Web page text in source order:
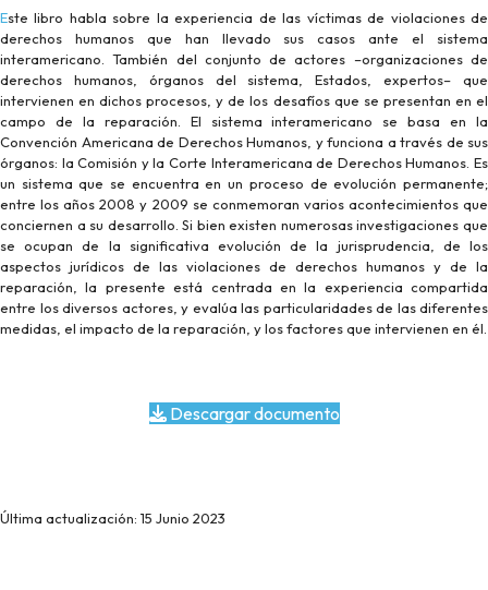
Este libro habla sobre la experiencia de las víctimas de violaciones de
derechos humanos que han llevado sus casos ante el sistema
interamericano. También del conjunto de actores –organizaciones de
derechos humanos, órganos del sistema, Estados, expertos– que
intervienen en dichos procesos, y de los desafíos que se presentan en el
campo de la reparación. El sistema interamericano se basa en la
Convención Americana de Derechos Humanos, y funciona a través de sus
órganos: la Comisión y la Corte Interamericana de Derechos Humanos. Es
un sistema que se encuentra en un proceso de evolución permanente;
entre los años 2008 y 2009 se conmemoran varios acontecimientos que
conciernen a su desarrollo. Si bien existen numerosas investigaciones que
se ocupan de la significativa evolución de la jurisprudencia, de los
aspectos jurídicos de las violaciones de derechos humanos y de la
reparación, la presente está centrada en la experiencia compartida
entre los diversos actores, y evalúa las particularidades de las diferentes
medidas, el impacto de la reparación, y los factores que intervienen en él.
Descargar documento
Última actualización: 15 Junio 2023